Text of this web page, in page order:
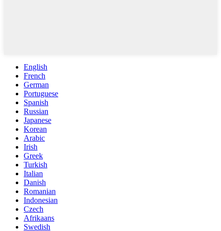
English
French
German
Portuguese
Spanish
Russian
Japanese
Korean
Arabic
Irish
Greek
Turkish
Italian
Danish
Romanian
Indonesian
Czech
Afrikaans
Swedish